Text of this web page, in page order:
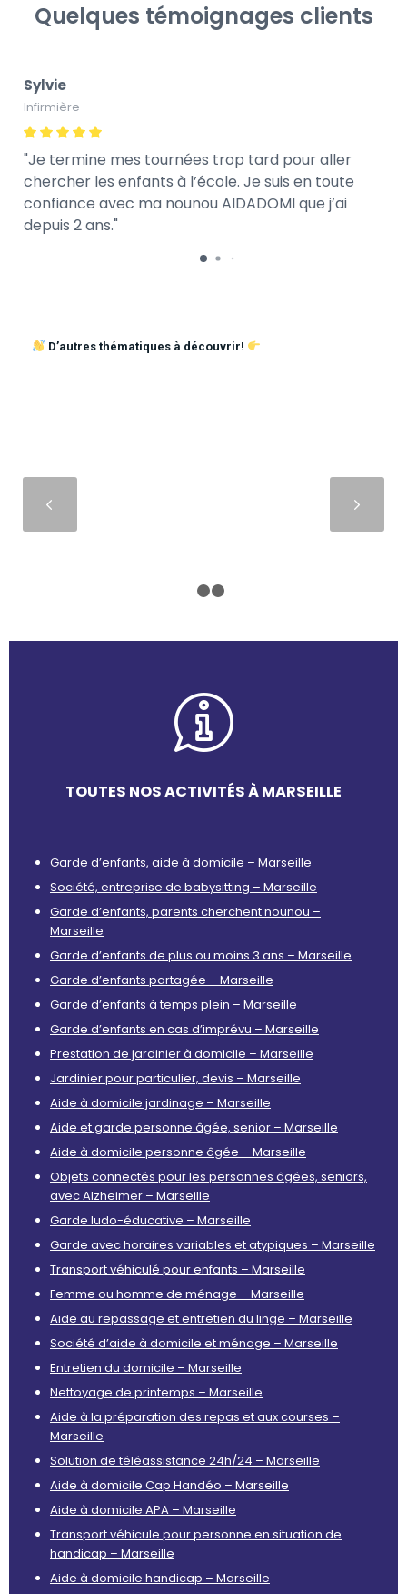
Quelques témoignages clients
Sylvie
Infirmière
Je termine mes tournées trop tard pour aller
chercher les enfants à l’école. Je suis en toute
confiance avec ma nounou AIDADOMI que j’ai
depuis 2 ans.
D’autres thématiques à découvrir!
TOUTES NOS ACTIVITÉS À MARSEILLE
Garde d’enfants, aide à domicile – Marseille
Société, entreprise de babysitting – Marseille
Garde d’enfants, parents cherchent nounou –
Marseille
Garde d’enfants de plus ou moins 3 ans – Marseille
Garde d’enfants partagée – Marseille
Garde d’enfants à temps plein – Marseille
Garde d’enfants en cas d’imprévu – Marseille
Prestation de jardinier à domicile – Marseille
Jardinier pour particulier, devis – Marseille
Aide à domicile jardinage – Marseille
Aide et garde personne âgée, senior – Marseille
Aide à domicile personne âgée – Marseille
Objets connectés pour les personnes âgées, seniors,
avec Alzheimer – Marseille
Garde ludo-éducative – Marseille
Garde avec horaires variables et atypiques – Marseille
Transport véhiculé pour enfants – Marseille
Femme ou homme de ménage – Marseille
Aide au repassage et entretien du linge – Marseille
Société d’aide à domicile et ménage – Marseille
Entretien du domicile – Marseille
Nettoyage de printemps – Marseille
Aide à la préparation des repas et aux courses –
Marseille
Solution de téléassistance 24h/24 – Marseille
Aide à domicile Cap Handéo – Marseille
Aide à domicile APA – Marseille
Transport véhicule pour personne en situation de
handicap – Marseille
Aide à domicile handicap – Marseille